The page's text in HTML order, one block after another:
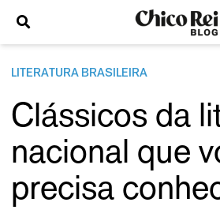
LITERATURA BRASILEIRA
Clássicos da
nacional que
precisa